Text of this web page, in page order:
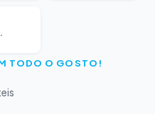
TODO O GOSTO!